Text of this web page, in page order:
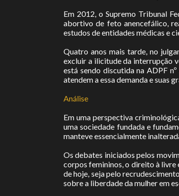
Em 2012, o Supremo Tribunal
abortivo de feto anencefálico,
estudos de entidades médicas e
Quatro anos mais tarde, no
excluir a ilicitude da interrupção
está sendo discutida na ADPF
atendem a essa demanda e suas
Análise
Em uma perspectiva
uma sociedade fundada e
manteve essencialmente
Os debates iniciados pelos
corpos femininos, o direito à livre
de hoje, seja pelo
sobre a liberdade da mulher em